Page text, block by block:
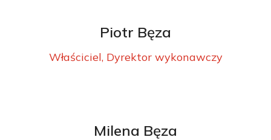
Piotr Bęza
Właściciel, Dyrektor wykonawczy
Milena Bęza